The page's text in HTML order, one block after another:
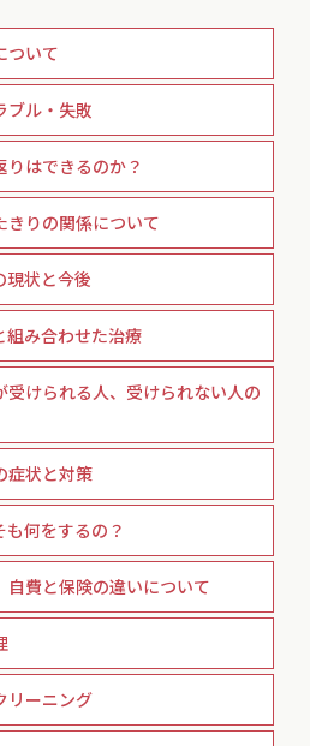
ついて
ブル・失敗
りはできるのか？
きりの関係について
現状と今後
組み合わせた治療
受けられる人、受けられない人の
症状と対策
何をするの？
自費と保険の違いについて
リーニング